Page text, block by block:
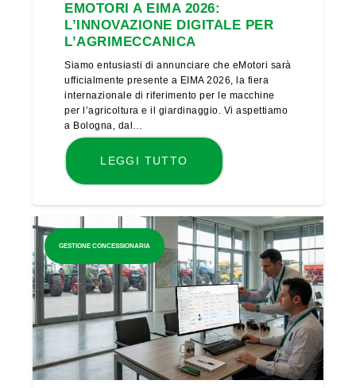
EMOTORI A EIMA 2026:
L’INNOVAZIONE DIGITALE PER
L’AGRIMECCANICA
Siamo entusiasti di annunciare che eMotori sarà
ufficialmente presente a EIMA 2026, la fiera
internazionale di riferimento per le macchine
per l’agricoltura e il giardinaggio. Vi aspettiamo
a Bologna, dal…
LEGGI TUTTO
GESTIONE CONCESSIONARIA